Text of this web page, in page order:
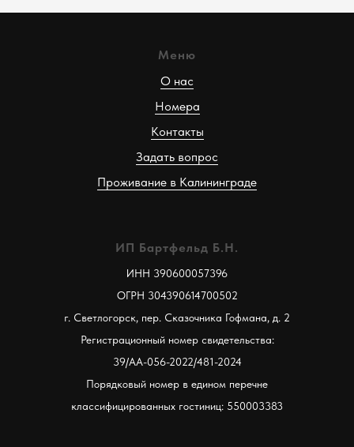
Меню
О нас
Номера
Контакты
Задать вопрос
Проживание в Калининграде
ИП Бартфельд Б.Н.
ИНН 390600057396
ОГРН 304390614700502
г. Светлогорск, пер. Сказочника Гофмана, д. 2
Регистрационный номер свидетельства:
39/АА-056-2022/481-2024
Порядковый номер в едином перечне
классифицированных гостиниц: 550003383